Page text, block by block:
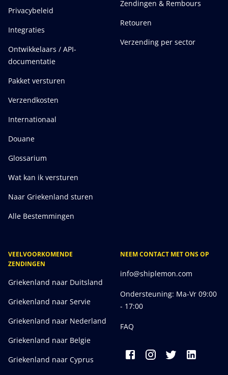
Privacybeleid
Integraties
Ontwikkelaars / API-
documentatie
Pakket versturen
Verzendkosten
Internationaal
Douane
Glossarium
Wat kan ik versturen
Naar Griekenland sturen
Alle Bestemmingen
Zendingen & Rembours
Retouren
Verzending per sector
VEELVOORKOMENDE
ZENDINGEN
Griekenland naar Duitsland
Griekenland naar Servie
Griekenland naar Nederland
Griekenland naar Belgie
Griekenland naar Cyprus
NEEM CONTACT MET ONS OP
info@shiplemon.com
Ondersteuning: Ma-Vr 09:00
- 17:00
FAQ